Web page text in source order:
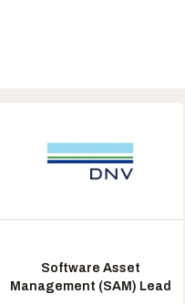
Software Asset
Management (SAM) Lead